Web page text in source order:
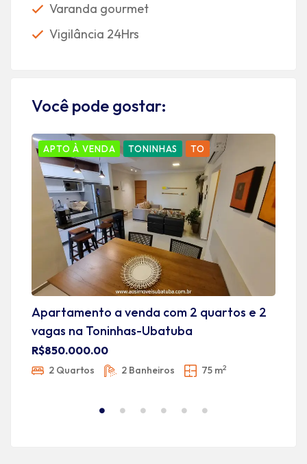
Varanda gourmet
Vigilância 24Hrs
Você pode gostar:
APTO À VENDA TONINHAS TO
Apartamento a venda com 2 quartos e 2
vagas na Toninhas-Ubatuba
R$850.000.00
2 Quartos 2 Banheiros 75 m2